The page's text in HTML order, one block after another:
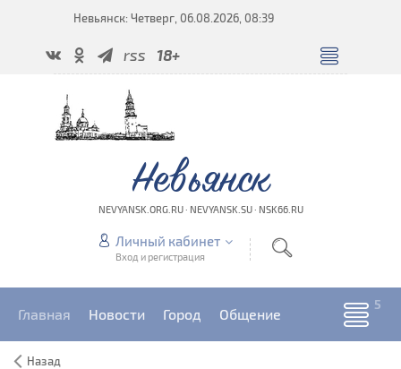
Невьянск: Четверг, 06.08.2026, 08:39
rss 18+
Невьянск
NEVYANSK.ORG.RU · NEVYANSK.SU · NSK66.RU
Личный кабинет
Вход и регистрация
Главная Новости Город Общение
Назад